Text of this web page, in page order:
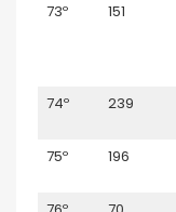
73º 151
74º 239
75º 196